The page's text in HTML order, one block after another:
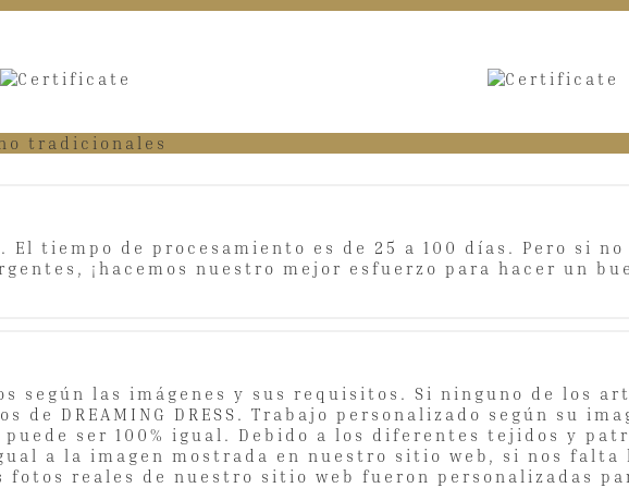
tradicionales
tiempo de procesamiento es de 25 a 100 días. Pero si no
¡hacemos nuestro mejor esfuerzo para hacer un
según las imágenes y sus requisitos. Si ninguno de los
DREAMING DRESS. Trabajo personalizado según su
ser 100% igual. Debido a los diferentes tejidos y
a la imagen mostrada en nuestro sitio web, si nos
fotos reales de nuestro sitio web fueron personalizadas